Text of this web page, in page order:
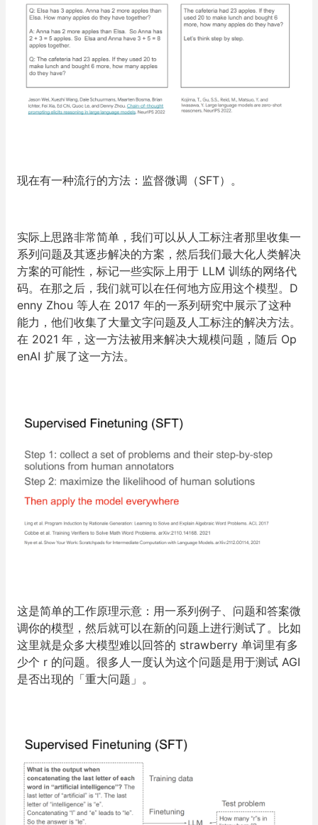
现在有一种流行的方法：监督微调（SFT）。
实际上思路非常简单，我们可以从人工标注者那里收集一
系列问题及其逐步解决的方案，然后我们最大化人类解决
方案的可能性，标记一些实际上用于 LLM 训练的网络代
码。在那之后，我们就可以在任何地方应用这个模型。D
enny Zhou 等人在 2017 年的一系列研究中展示了这种
能力，他们收集了大量文字问题及人工标注的解决方法。
在 2021 年，这一方法被用来解决大规模问题，随后 Op
enAI 扩展了这一方法。
这是简单的工作原理示意：用一系列例子、问题和答案微
调你的模型，然后就可以在新的问题上进行测试了。比如
这里就是众多大模型难以回答的 strawberry 单词里有多
少个 r 的问题。很多人一度认为这个问题是用于测试 AGI
是否出现的「重大问题」。